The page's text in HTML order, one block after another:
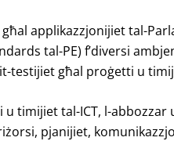
għal applikazzjonijiet tal-
tal-PE) f’diversi
testijiet għal proġetti u
u timijiet tal-ICT, l-
pjanijiet,